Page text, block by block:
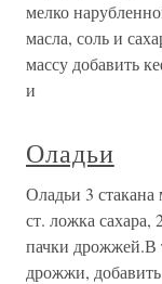
мелко
масла, соль и
массу добавить
и
Оладьи
Оладьи 3
ст. ложка
пачки дрожжей.В
дрожжи,